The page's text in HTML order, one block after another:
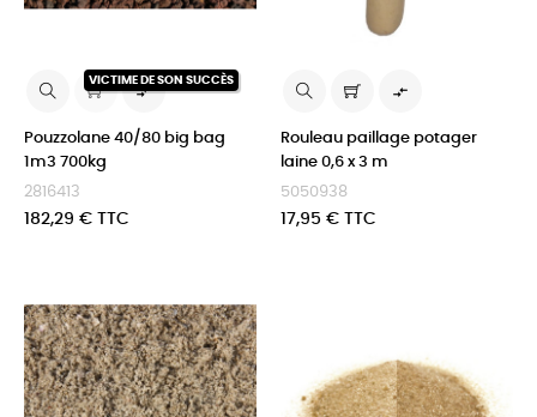
VICTIME DE SON SUCCÈS

Pouzzolane 40/80 big bag
1m3 700kg
2816413
Prix
182,29 € TTC

Rouleau paillage potager
laine 0,6 x 3 m
5050938
Prix
17,95 € TTC